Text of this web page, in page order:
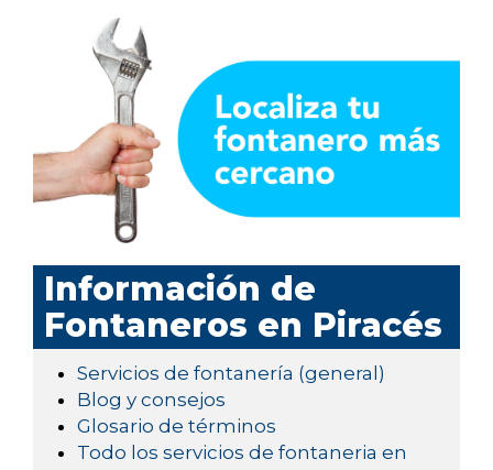
Información de
Fontaneros en Piracés
Servicios de fontanería (general)
Blog y consejos
Glosario de términos
Todo los servicios de fontaneria en